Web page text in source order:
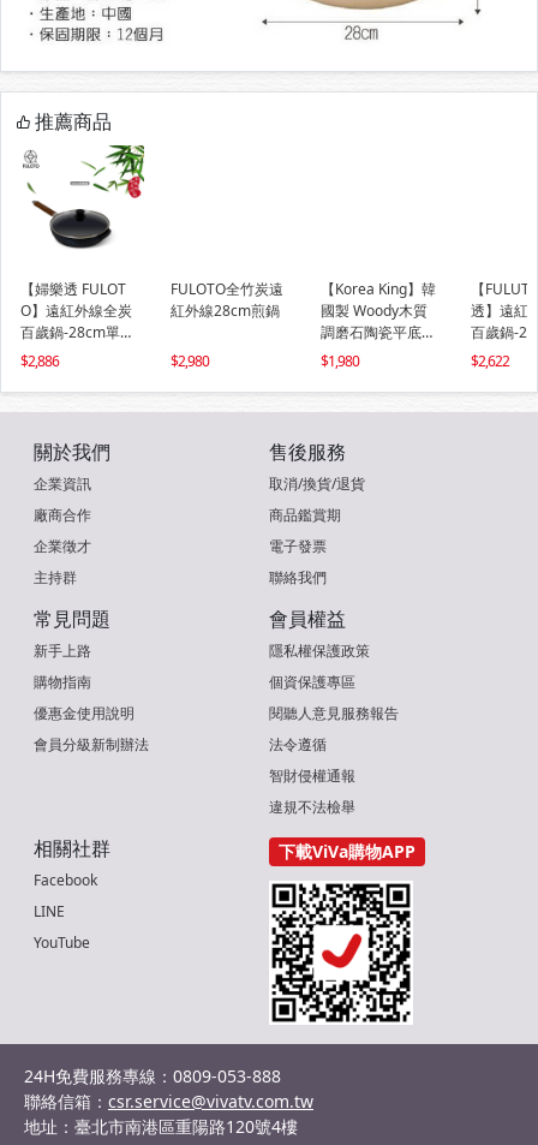
推薦商品
【婦樂透 FULOT
O】遠紅外線全炭
百歲鍋-28cm單柄
煎煮鍋 平底鍋 附
鍋蓋(IH爐可用鍋)
2,886
FULOTO全竹炭遠
紅外線28cm煎鍋
2,980
【Korea King】韓
國製 Woody木質
調磨石陶瓷平底深
鍋(26cm) (IH可)
1,980
【
透】遠紅
百歲鍋-
平煎鍋/1
2,622
關於我們
企業資訊
廠商合作
企業徵才
主持群
售後服務
取消/換貨/退貨
商品鑑賞期
電子發票
聯絡我們
常見問題
新手上路
購物指南
優惠金使用說明
會員分級新制辦法
會員權益
隱私權保護政策
個資保護專區
閱聽人意見服務報告
法令遵循
智財侵權通報
違規不法檢舉
相關社群
Facebook
LINE
YouTube
下載ViVa購物APP
24H免費服務專線：0809-053-888
聯絡信箱： csr.service@vivatv.com.tw
地址：臺北市南港區重陽路120號4樓